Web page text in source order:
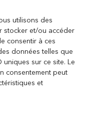
utilisons des
stocker et/ou accéder
consentir à ces
données telles que
uniques sur ce site. Le
consentement peut
et